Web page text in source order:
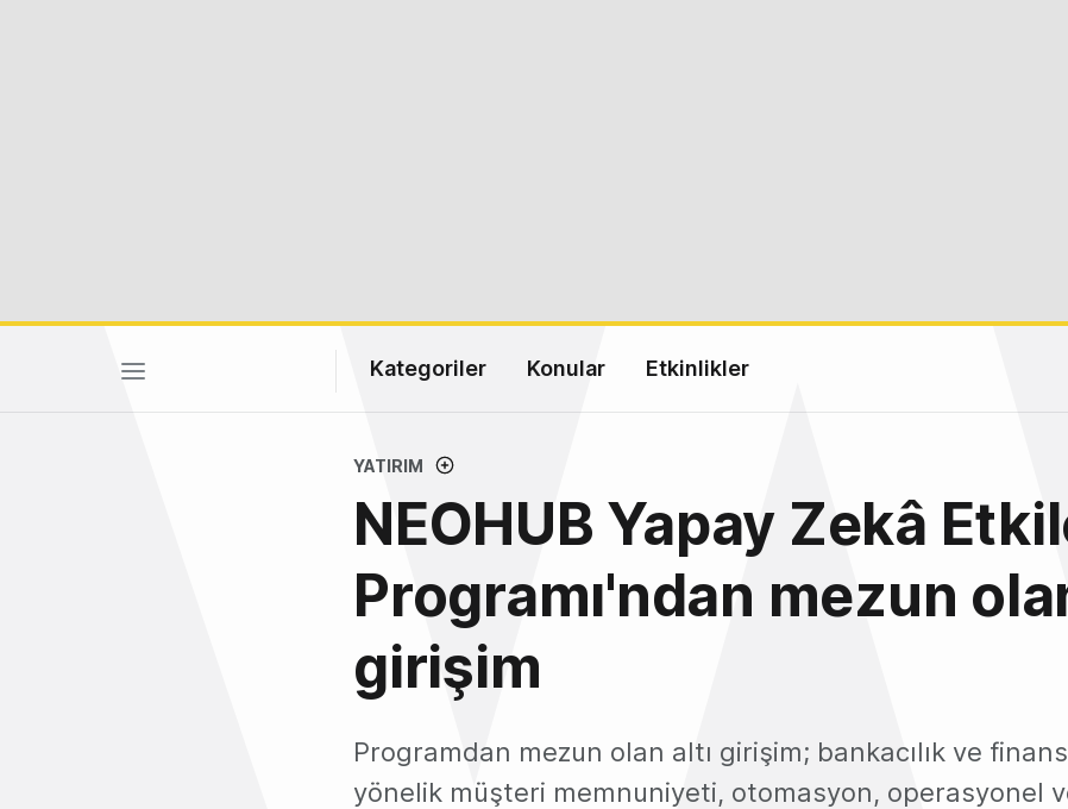
Kategoriler Konular Etkinlikler
YATIRIM
NEOHUB Yapay Zekâ
Programı'ndan mezun
girişim
Programdan mezun olan altı girişim; bankacılık ve
yönelik müşteri memnuniyeti, otomasyon, operasyonel